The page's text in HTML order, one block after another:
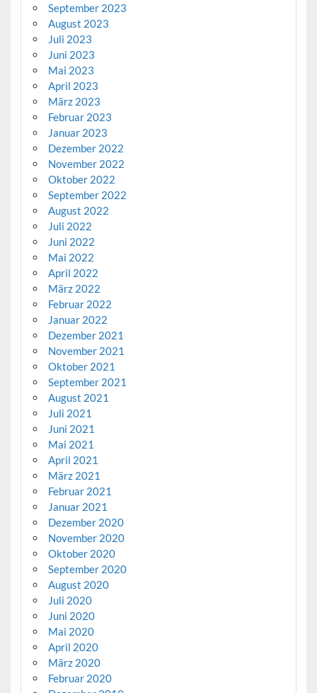
September 2023
August 2023
Juli 2023
Juni 2023
Mai 2023
April 2023
März 2023
Februar 2023
Januar 2023
Dezember 2022
November 2022
Oktober 2022
September 2022
August 2022
Juli 2022
Juni 2022
Mai 2022
April 2022
März 2022
Februar 2022
Januar 2022
Dezember 2021
November 2021
Oktober 2021
September 2021
August 2021
Juli 2021
Juni 2021
Mai 2021
April 2021
März 2021
Februar 2021
Januar 2021
Dezember 2020
November 2020
Oktober 2020
September 2020
August 2020
Juli 2020
Juni 2020
Mai 2020
April 2020
März 2020
Februar 2020